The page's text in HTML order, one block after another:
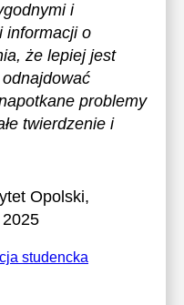
i
informacji o
że lepiej jest
problemy
twierdzenie i
Opolski,
studencka